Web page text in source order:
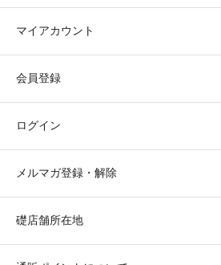
マイアカウント
会員登録
ログイン
メルマガ登録・解除
礎店舗所在地